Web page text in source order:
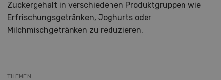
Zuckergehalt in verschiedenen Produktgruppen wie
Erfrischungsgetränken, Joghurts oder
Milchmischgetränken zu reduzieren.
THEMEN